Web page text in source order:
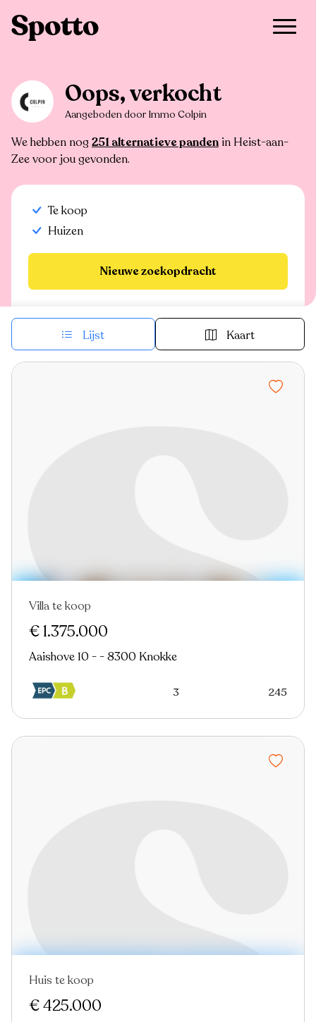
Oops, verkocht
Aangeboden door Immo Colpin
We hebben nog251 alternatieve panden in Heist-aan-
Zee voor jou gevonden.
Te koop
Huizen
Nieuwe zoekopdracht
Lijst Kaart
Nieuw
Villa te koop
€ 1.375.000
Aaishove 10 - - 8300 Knokke
3 245
Verkocht
Huis te koop
€ 425.000